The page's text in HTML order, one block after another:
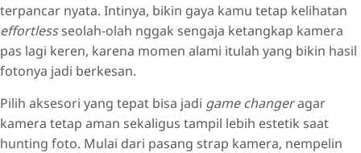
terpancar nyata. Intinya, bikin gaya kamu tetap kelihatan
effortlessseolah-olah nggak sengaja ketangkap kamera
pas lagi keren, karena momen alami itulah yang bikin hasil
fotonya jadi berkesan.
Pilih aksesori yang tepat bisa jadi game changeragar
kamera tetap aman sekaligus tampil lebih estetik saat
hunting foto. Mulai dari pasang strap kamera, nempelin